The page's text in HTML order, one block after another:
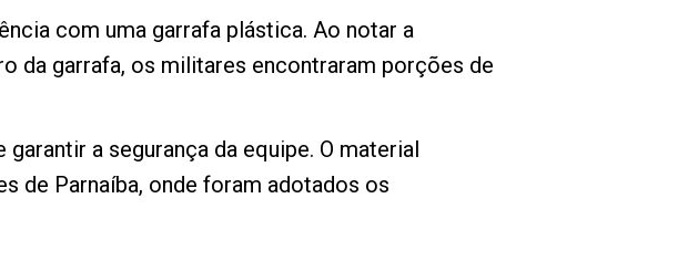
com uma garrafa plástica. Ao notar a
da garrafa, os militares encontraram porções de
a segurança da equipe. O material
de Parnaíba, onde foram adotados os